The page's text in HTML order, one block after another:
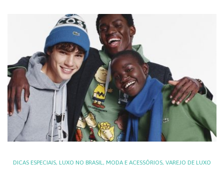
DICAS ESPECIAIS, LUXO NO BRASIL, MODA E ACESSÓRIOS, VAREJO DE LUXO